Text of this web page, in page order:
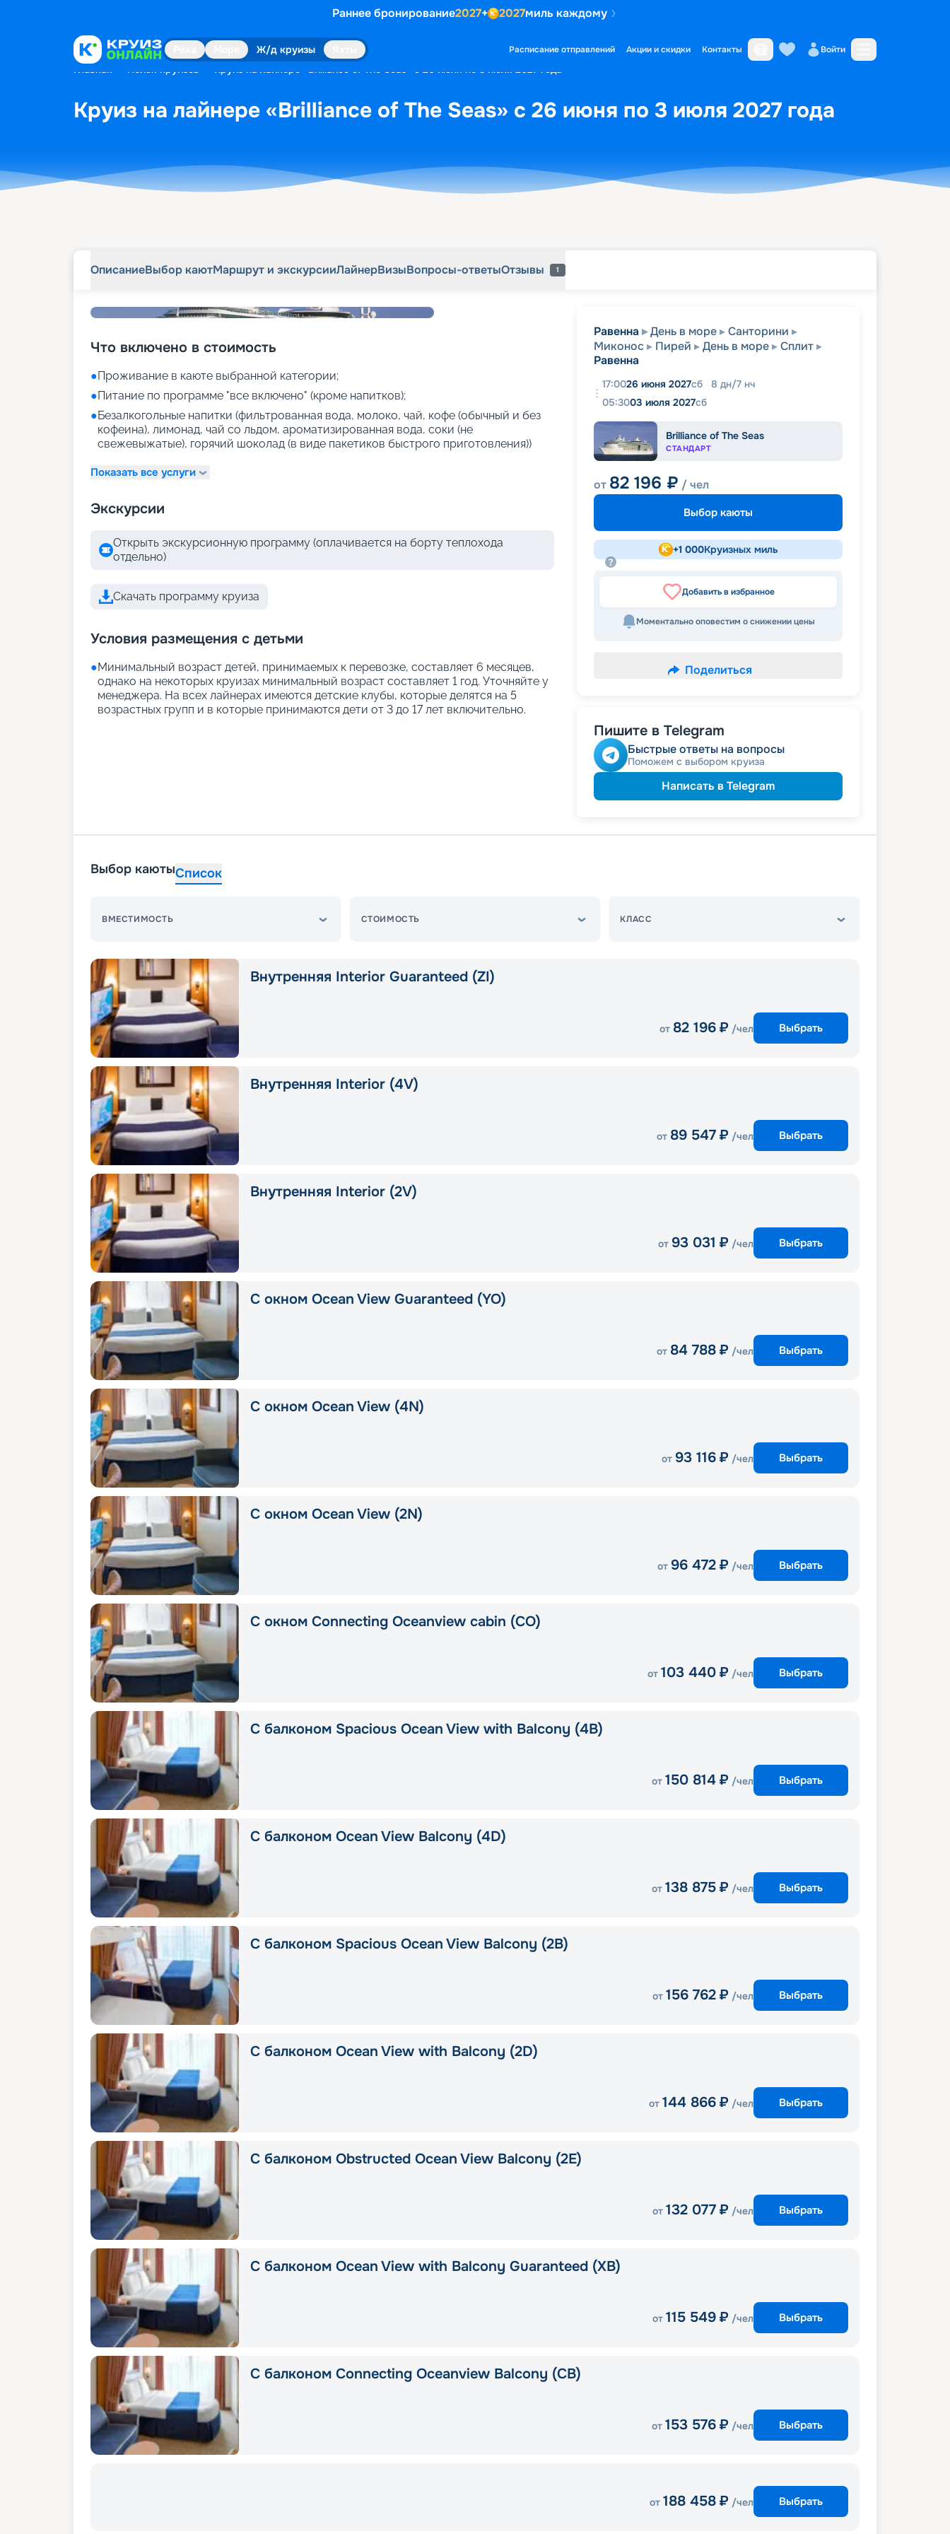
Раннее бронирование2027+ 2027миль каждому
Ж/д круизы Расписание отправлений Акции и скидки Контакты Войти
Главная Поиск круизов Круиз на лайнере «Brilliance of The Seas» с 26 июня по 3 июля 2027 года
Круиз на лайнере «Brilliance of The Seas» с 26 июня по 3 июля 2027 года
ОписаниеВыбор каютМаршрут и экскурсииЛайнерВизыВопросы-ответыОтзывы 1
Что включено в стоимость
●Проживание в каюте выбранной категории;
●Питание по программе "все включено" (кроме напитков);
●Безалкогольные напитки (фильтрованная вода, молоко, чай, кофе (обычный и без
кофеина), лимонад, чай со льдом, ароматизированная вода, соки (не
свежевыжатые), горячий шоколад (в виде пакетиков быстрого приготовления))
Показать все услуги
Экскурсии
Открыть экскурсионную программу (оплачивается на борту теплохода
отдельно)
Скачать программу круиза
Условия размещения с детьми
●Минимальный возраст детей, принимаемых к перевозке, составляет 6 месяцев,
однако на некоторых круизах минимальный возраст составляет 1 год. Уточняйте у
менеджера. На всех лайнерах имеются детские клубы, которые делятся на 5
возрастных групп и в которые принимаются дети от 3 до 17 лет включительно.
Равенна День в море
Санторини
Миконос
Пирей День в море
Сплит
Равенна
17:0026 июня 2027сб 8 дн/7 нч
05:3003 июля 2027сб
Brilliance of The Seas
СТАНДАРТ
от 82 196 ₽ / чел
Выбор каюты
+1 000Круизных миль
Добавить в избранное
Моментально оповестим о снижении цены
Поделиться
Пишите в Telegram
Быстрые ответы на вопросы
Поможем с выбором круиза
Написать в Telegram
Выбор каютыСписок
ВМЕСТИМОСТЬ СТОИМОСТЬ КЛАСС
Внутренняя Interior Guaranteed (ZI)
от 82 196 ₽ /чел Выбрать
Внутренняя Interior (4V)
от 89 547 ₽ /чел Выбрать
Внутренняя Interior (2V)
от 93 031 ₽ /чел Выбрать
С окном Ocean View Guaranteed (YO)
от 84 788 ₽ /чел Выбрать
С окном Ocean View (4N)
от 93 116 ₽ /чел Выбрать
С окном Ocean View (2N)
от 96 472 ₽ /чел Выбрать
С окном Connecting Oceanview cabin (CO)
от 103 440 ₽ /чел Выбрать
С балконом Spacious Ocean View with Balcony (4B)
от 150 814 ₽ /чел Выбрать
С балконом Ocean View Balcony (4D)
от 138 875 ₽ /чел Выбрать
С балконом Spacious Ocean View Balcony (2B)
от 156 762 ₽ /чел Выбрать
С балконом Ocean View with Balcony (2D)
от 144 866 ₽ /чел Выбрать
С балконом Obstructed Ocean View Balcony (2E)
от 132 077 ₽ /чел Выбрать
С балконом Ocean View with Balcony Guaranteed (XB)
от 115 549 ₽ /чел Выбрать
С балконом Connecting Oceanview Balcony (CB)
от 153 576 ₽ /чел Выбрать
от 188 458 ₽ /чел Выбрать